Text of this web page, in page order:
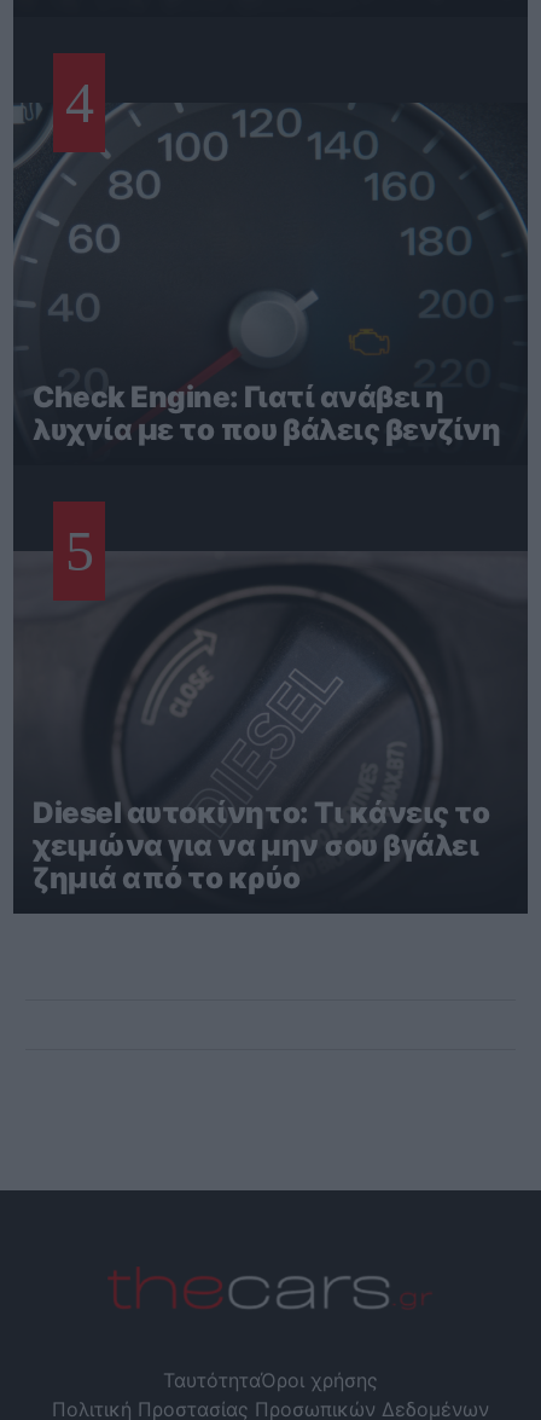
4
Check Engine: Γιατί ανάβει η
λυχνία με το που βάλεις βενζίνη
5
Diesel αυτοκίνητο: Τι κάνεις το
χειμώνα για να μην σου βγάλει
ζημιά από το κρύο
ΤαυτότηταΌροι χρήσης
Πολιτική Προστασίας Προσωπικών Δεδομένων